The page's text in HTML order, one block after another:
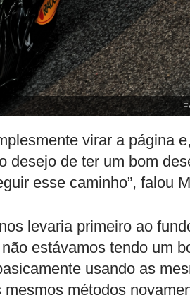
virar a página
desejo de ter um bom
esse caminho”, falou
levaria primeiro ao
estávamos tendo um
usando as
métodos